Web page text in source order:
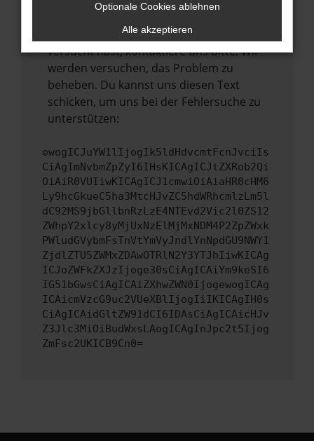
Wende dich an den Webseitenbetreiber.
Wenn du alle oben genannten Schritte
versucht hast, kontaktiere uns bitte. Wir
werden versuchen, das Problem zu
beheben. Du kannst uns diesen Text
schicken, um uns bei der Fehlersuche zu
unterstützen:
ewogICJuYW1lIjogIk5ldHdvcmtFcnJvciIs
CiAgImNvbmZpZyI6IHsKICAgICJtZXRob2Qi
OiAiR0VUIiwKICAgICJ1cmwiOiAiaHR0cHM6
Ly9hcGkueC5ha3MtcHJvZC5hdWRhcmlzLm5l
dC92MS9jbGllbnRzLzE4NTEvd2Vic2l0ZS12
ZWhpY2xlcy8yMjUxNzElMjMxNDM4P2ZpZWxk
PWludGVybmFsTnVtYmVyJndlYnNpdGU9NWY1
ZjdlZTU5ZWMxZDAwOTRlN2Y3YTJhIiwKICAg
ICJoZWFkZXJzIjoge30sCiAgICAiYm9keSI6
IG51bGwsCiAgICAiZXhwZWN0IjogewogICAg
ICAicmVzcG9uc2VUeXBlIjogIiIKICAgIH0s
CiAgICAidGltZW91dCI6IDAsCiAgICAicHJv
Z3Jlc3MiOiBudWxsLAogICAgInJpc2t5Ijog
ZmFsc2UKICB9Cn0=
Optionale Cookies ablehnen
Alle akzeptieren